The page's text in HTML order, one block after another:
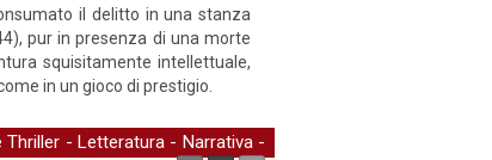
il delitto in una stanza
pur in presenza di una morte
squisitamente intellettuale,
in un gioco di prestigio.
Thriller -Letteratura - Narrativa-